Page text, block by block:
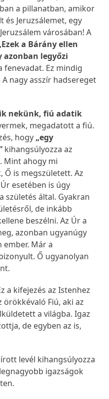
a pillanatban, amikor
Jeruzsálemet, egy
városában! A
a Bárány ellen
legyőzi
fenevadat. Ez mindig
nagy asszír hadsereget
nekünk, fiú adatik
megadatott a fiú.
hogy „egy
kihangsúlyozza az
Mint ahogy mi
is megszületett. Az
esetében is úgy
születés által. Gyakran
de inkább
beszélni. Az Úr a
azonban ugyanúgy
Már a
Ő ugyanolyan
a kifejezés az Istenhez
örökkévaló Fiú, aki az
a világba. Igaz
de egyben az is,
levél kihangsúlyozza
igazságok